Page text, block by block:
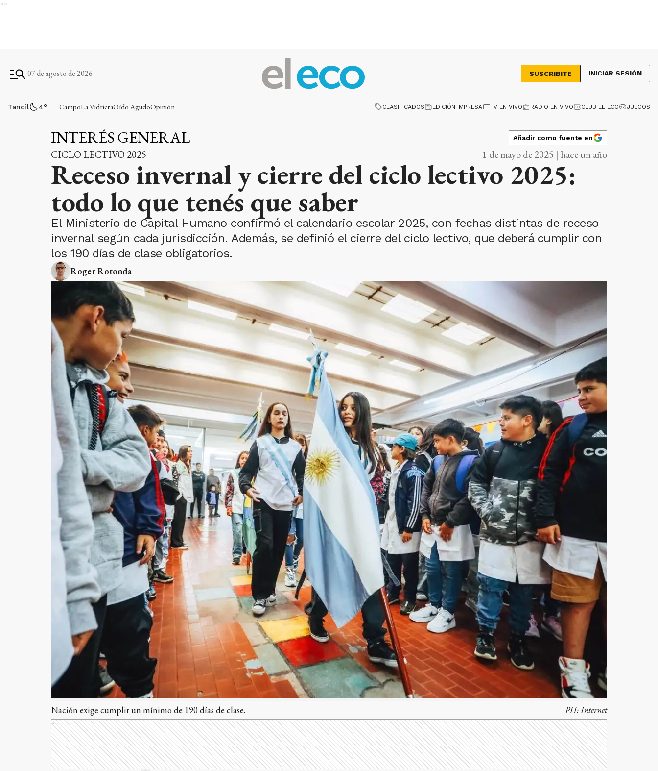
Ads
07 de agosto de 2026 SUSCRIBITE INICIAR SESIÓN
Tandil 4° CampoLa VidrieraOído AgudoOpinión CLASIFICADOS EDICIÓN IMPRESA TV EN VIVO RADIO EN VIVO CLUB EL ECO JUEGOS
INTERÉS GENERAL Añadir como fuente en
CICLO LECTIVO 2025 1 de mayo de 2025 | hace un año
Receso invernal y cierre del ciclo lectivo 2025:
todo lo que tenés que saber
El Ministerio de Capital Humano confirmó el calendario escolar 2025, con fechas distintas de receso
invernal según cada jurisdicción. Además, se definió el cierre del ciclo lectivo, que deberá cumplir con
los 190 días de clase obligatorios.
Roger Rotonda
Nación exige cumplir un mínimo de 190 días de clase. PH:Internet
Ads